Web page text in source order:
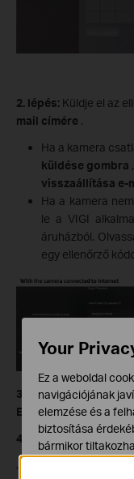
2. lépés: Küldje el az
mail címére .
Ha a kamera
küldése gombra
visszaállítása e-
Ha a kamera
le a VIGI
áruházból.
egy ellenőrző
3. lépés:Írja be az
Ellenőrzés gombra.
4. lépés:
Jegyzet:
Your
Ez a weboldal
navigációjának
elemzése és a
biztosítása
bármikor